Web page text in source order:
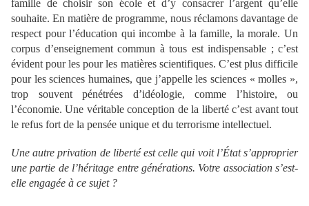
famille de choisir son école et d’y consacrer l’argent qu’elle
souhaite. En matière de programme, nous réclamons davantage de
respect pour l’éducation qui incombe à la famille, la morale. Un
corpus d’enseignement commun à tous est indispensable ; c’est
évident pour les pour les matières scientifiques. C’est plus difficile
pour les sciences humaines, que j’appelle les sciences « molles »,
trop souvent pénétrées d’idéologie, comme l’histoire, ou
l’économie. Une véritable conception de la liberté c’est avant tout
le refus fort de la pensée unique et du terrorisme intellectuel.
Une autre privation de liberté est celle qui voit l’État s’approprier
une partie de l’héritage entre générations. Votre association s’est-
elle engagée à ce sujet ?